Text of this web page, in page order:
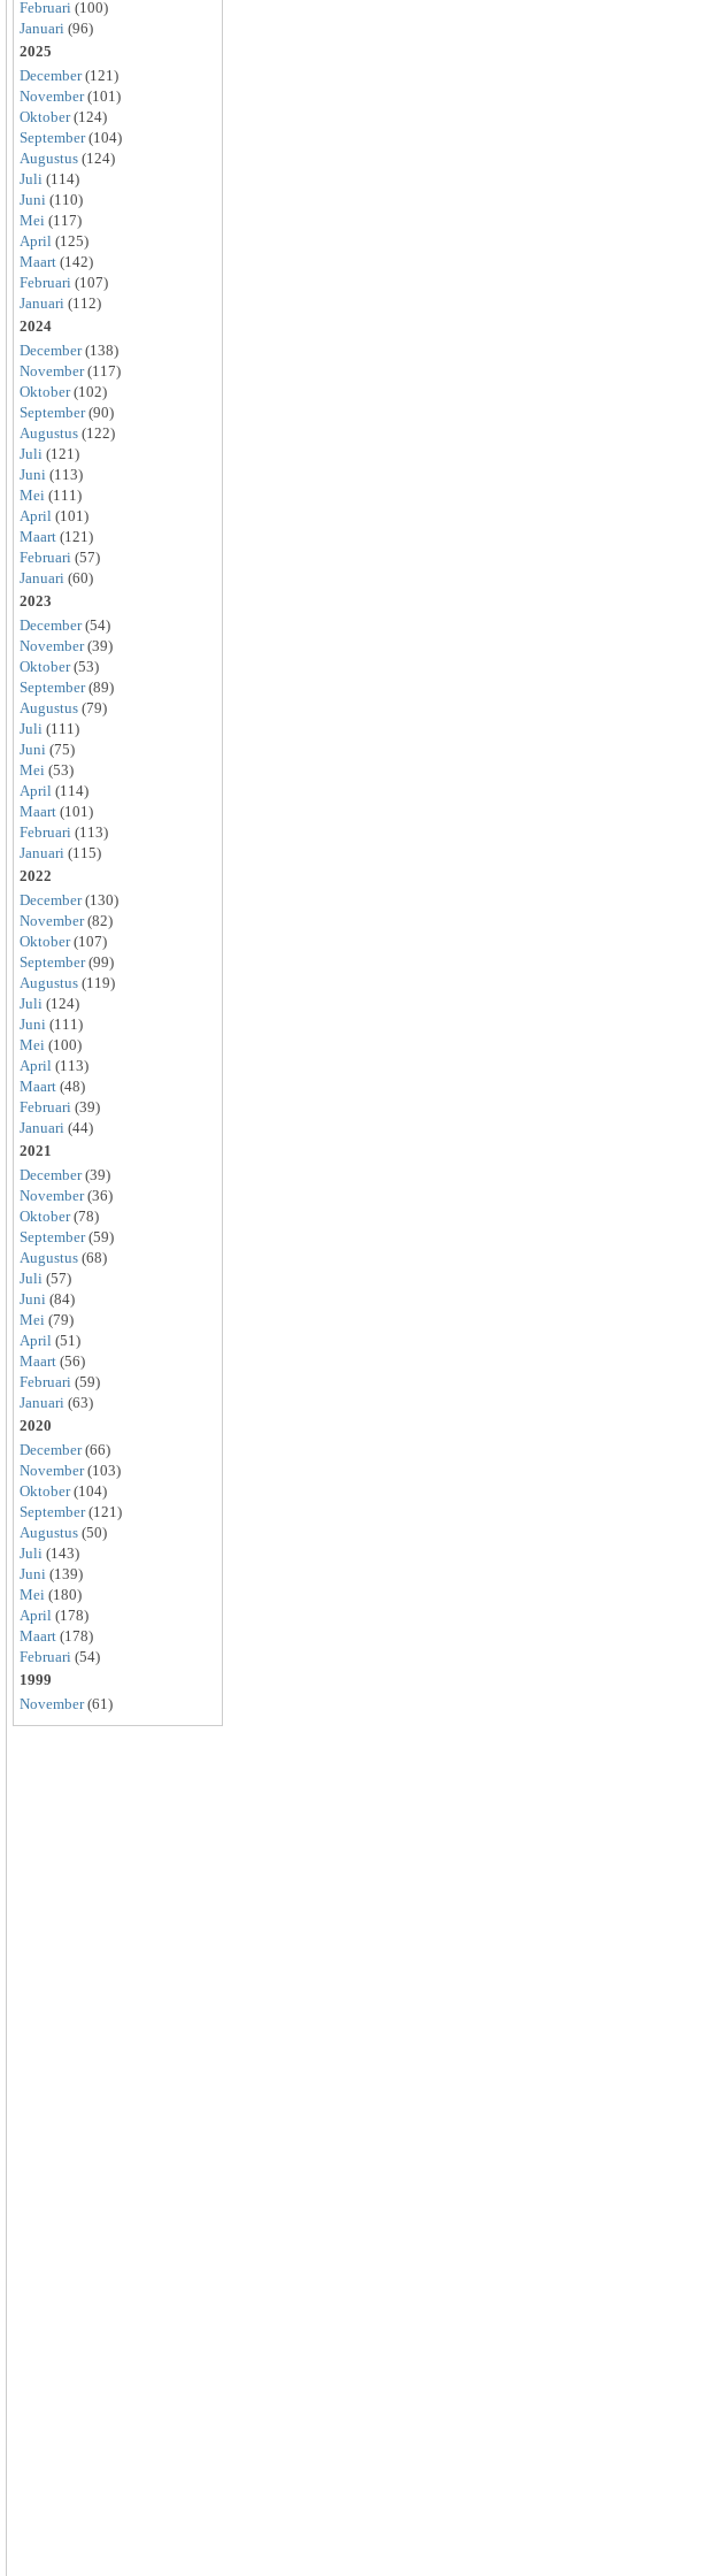
Februari (100)
Januari (96)
2025
December(121)
November(101)
Oktober(124)
September(104)
Augustus (124)
Juli (114)
Juni (110)
Mei (117)
April (125)
Maart (142)
Februari (107)
Januari (112)
2024
December(138)
November(117)
Oktober(102)
September(90)
Augustus (122)
Juli (121)
Juni (113)
Mei (111)
April (101)
Maart (121)
Februari (57)
Januari (60)
2023
December(54)
November(39)
Oktober(53)
September(89)
Augustus (79)
Juli (111)
Juni (75)
Mei (53)
April (114)
Maart (101)
Februari (113)
Januari (115)
2022
December(130)
November(82)
Oktober(107)
September(99)
Augustus (119)
Juli (124)
Juni (111)
Mei (100)
April (113)
Maart (48)
Februari (39)
Januari (44)
2021
December(39)
November(36)
Oktober(78)
September(59)
Augustus (68)
Juli (57)
Juni (84)
Mei (79)
April (51)
Maart (56)
Februari (59)
Januari (63)
2020
December(66)
November(103)
Oktober(104)
September(121)
Augustus (50)
Juli (143)
Juni (139)
Mei (180)
April (178)
Maart (178)
Februari (54)
1999
November(61)